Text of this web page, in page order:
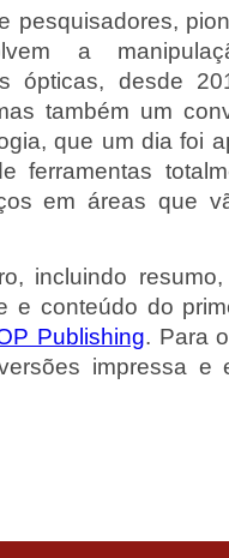
pesquisadores,
a
ópticas, desde
também um
que um dia foi
ferramentas
em áreas que
incluindo
e conteúdo do
Publishing. Para
impressa e